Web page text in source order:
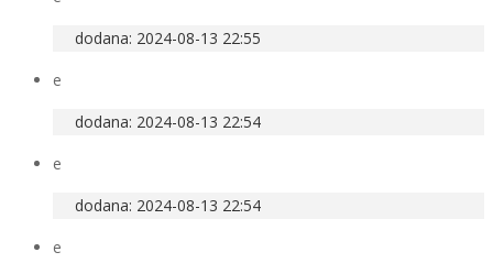
dodana: 2024-08-13 22:55
e
dodana: 2024-08-13 22:54
e
dodana: 2024-08-13 22:54
e